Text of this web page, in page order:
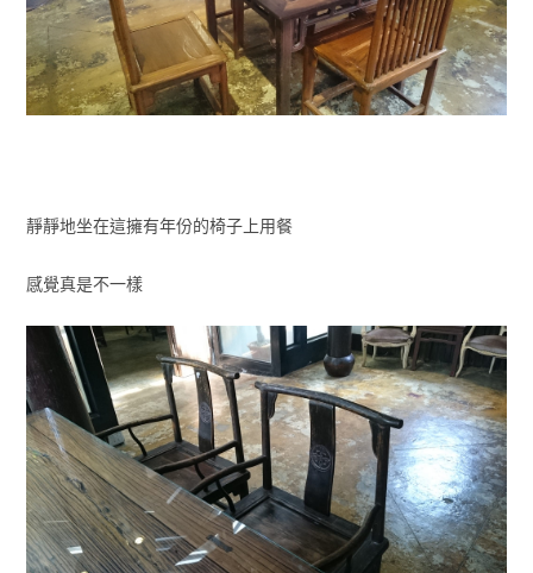
靜靜地坐在這擁有年份的椅子上用餐
感覺真是不一樣